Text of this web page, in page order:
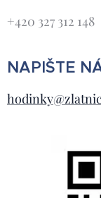
+420 327 312 148
NAPIŠTE